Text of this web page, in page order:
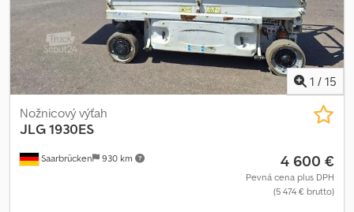
1 / 15
Saarbrücken 930 km
Nožnicový výťah
JLG1930ES
4 600 €
Pevná cena plus DPH
(5 474 € brutto)